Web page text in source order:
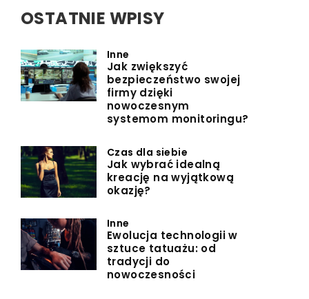
OSTATNIE WPISY
Inne
Jak zwiększyć
bezpieczeństwo swojej
firmy dzięki
nowoczesnym
systemom monitoringu?
Czas dla siebie
Jak wybrać idealną
kreację na wyjątkową
okazję?
Inne
Ewolucja technologii w
sztuce tatuażu: od
tradycji do
nowoczesności